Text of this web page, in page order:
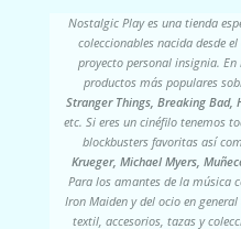
Nostalgic Play es una tienda
coleccionables nacida desde
proyecto personal insignia.
productos más populares
Stranger Things, Breaking Bad,
etc. Si eres un cinéfilo tenemos
blockbusters favoritas así
Krueger, Michael Myers,
Para los amantes de la música
Iron Maiden y del ocio en
textil, accesorios, tazas y